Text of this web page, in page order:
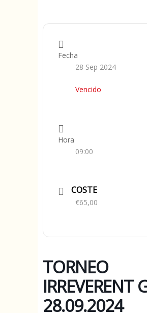
Fecha
28 Sep 2024
Vencido
Hora
09:00
COSTE
€65,00
TORNEO
IRREVERENT
28.09.2024